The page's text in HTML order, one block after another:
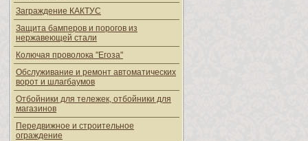
Заграждение КАКТУС
Защита бамперов и порогов из
нержавеющей стали
Колючая проволока "Егоза"
Обслуживание и ремонт автоматических
ворот и шлагбаумов
Отбойники для тележек, отбойники для
магазинов
Передвижное и строительное
ограждение